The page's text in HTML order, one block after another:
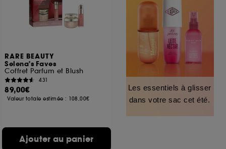
RARE BEAUTY
Selena's Faves
Coffret Parfum et Blush
431
89,00€
Valeur totale estimée : 108,00€
Ajouter au panier
Les essentiels à glisser
dans votre sac cet été.